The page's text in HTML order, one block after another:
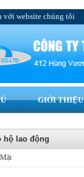
với website chúng tôi
GIỚI THIỆU
hộ lao động